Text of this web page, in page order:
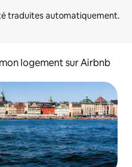
logement sur Airbnb